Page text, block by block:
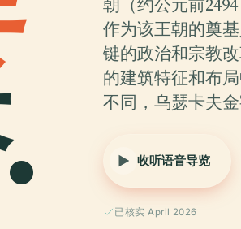
作为该王朝的奠
键的政治和宗教
的建筑特征和布
不同，乌瑟卡夫
收听语音导览
已核实 April 2026